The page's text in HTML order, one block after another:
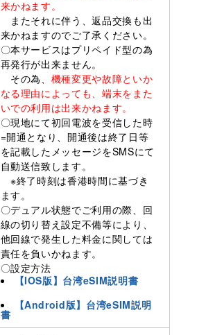
来かねます。
またそれに伴う、返品交換も出
来かねますのでご了承ください。
〇本サービスはプリペイド型の為
再発行が出来ません。
その為、 機種変更や故障といか
なる理由によっても、端末をまた
いでの利用は出来かねます。
〇現地にて初回電波を受信した時
=開通となり、開通後は終了日等
を記載したメッセージをSMSにて
自動送信致します。
※終了時刻は香港時間に基づき
ます。
〇デュアル状態でご利用の際、回
線の切り替え設定不備等により、
他回線で発生した料金に関しては
責任を負いかねます。
〇設定方法
【IOS版】台湾eSIM説明書
【Android版】台湾eSIM説明
書